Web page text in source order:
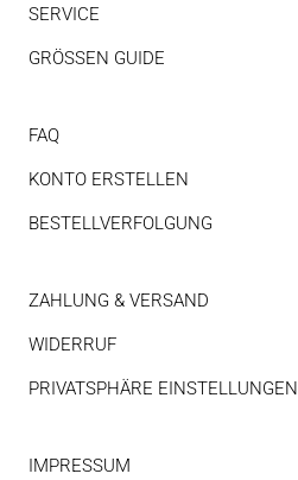
SERVICE
GRÖSSEN GUIDE
FAQ
KONTO ERSTELLEN
BESTELLVERFOLGUNG
ZAHLUNG & VERSAND
WIDERRUF
PRIVATSPHÄRE EINSTELLUNGEN
IMPRESSUM